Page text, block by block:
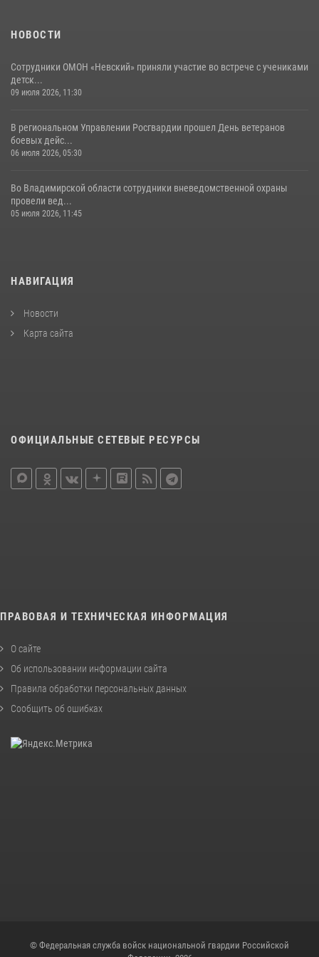
НОВОСТИ
Сотрудники ОМОН «Невский» приняли участие во встрече с учениками
детск...
09 июля 2026, 11:30
В региональном Управлении Росгвардии прошел День ветеранов
боевых дейс...
06 июля 2026, 05:30
Во Владимирской области сотрудники вневедомственной охраны
провели вед...
05 июля 2026, 11:45
НАВИГАЦИЯ
Новости
Карта сайта
ОФИЦИАЛЬНЫЕ СЕТЕВЫЕ РЕСУРСЫ
ПРАВОВАЯ И ТЕХНИЧЕСКАЯ ИНФОРМАЦИЯ
О сайте
Об использовании информации сайта
Правила обработки персональных данных
Сообщить об ошибках
© Федеральная служба войск национальной гвардии Российской